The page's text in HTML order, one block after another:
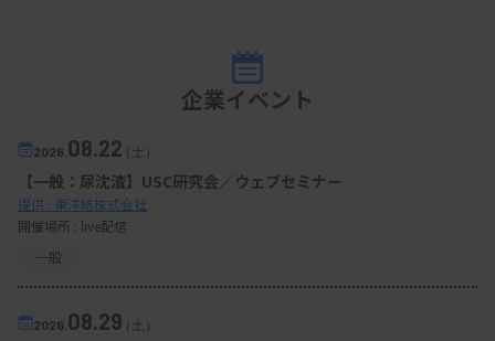
企業イベント
2026. 08.22（土）
【一般：尿沈渣】USC研究会／ウェブセミナー
提供 : 東洋紡株式会社
開催場所 : live配信
一般
2026. 08.29 （土）